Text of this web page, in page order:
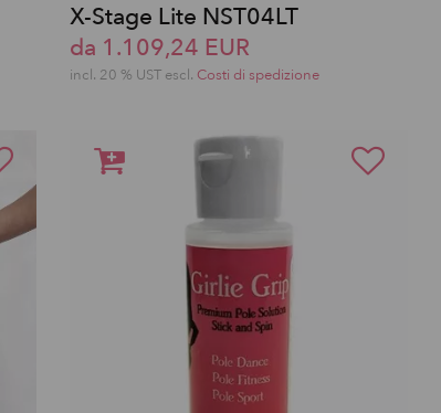
X-Stage Lite NST04LT
da 1.109,24 EUR
incl. 20 % UST escl. Costi di spedizione